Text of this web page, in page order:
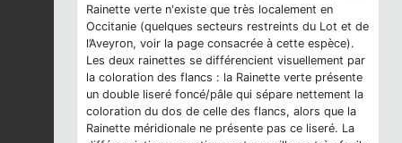
Rainette verte n'existe que très localement en
Occitanie (quelques secteurs restreints du Lot et de
l’Aveyron, voir la page consacrée à cette espèce).
Les deux rainettes se différencient visuellement par
la coloration des flancs : la Rainette verte présente
un double liseré foncé/pâle qui sépare nettement la
coloration du dos de celle des flancs, alors que la
Rainette méridionale ne présente pas ce liseré. La